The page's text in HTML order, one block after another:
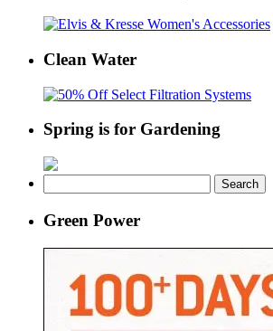
Clean Water
Spring is for Gardening
for:
Green Power